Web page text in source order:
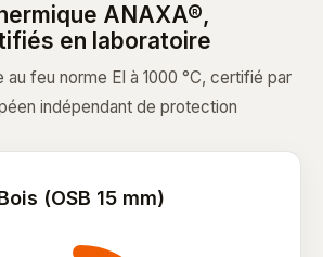
ANAXA®,
en laboratoire
au feu norme EI à 1000 °C, certifié par
indépendant de protection
(OSB 15 mm)